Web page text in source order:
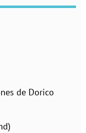
de Dorico